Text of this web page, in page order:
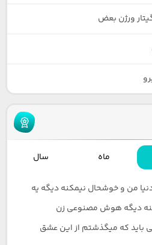
ورژن بعض
ماه سال
من و خوشحال نیمکنه دیگه یه
دیگه هوش مصنوعی زن
که میگذشتم از این عشق